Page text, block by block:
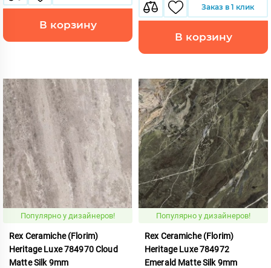
В корзину
Заказ в 1 клик
В корзину
Популярно у дизайнеров!
Rex Ceramiche (Florim)
Heritage Luxe 784970 Cloud
Matte Silk 9mm
Популярно у дизайнеров!
Rex Ceramiche (Florim)
Heritage Luxe 784972
Emerald Matte Silk 9mm